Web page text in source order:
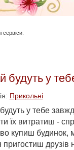
сервіси:
будуть у
Прикольні
у тебе
їх витратиш -
купиш будинок,
пригостиш друзів